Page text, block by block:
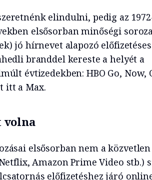
elindulni, pedig az
elsősorban minőségi
jó hírnevet alapozó
branddel kereste a helyét a
évtizedekben: HBO Go, Now,
itt a Max.
volna
elsősorban nem a
Amazon Prime Video stb.)
előfizetéshez járó